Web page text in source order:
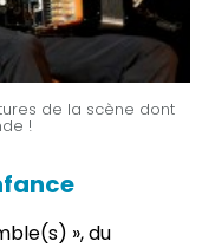
de la scène dont
!
», du